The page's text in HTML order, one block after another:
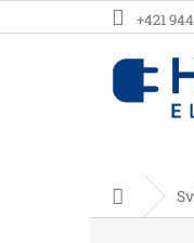
na
+421
Domov